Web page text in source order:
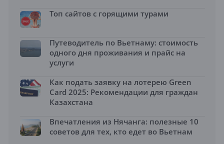
Топ сайтов с горящими турами
Путеводитель по Вьетнаму: стоимость
одного дня проживания и прайс на
услуги
Как подать заявку на лотерею Green
Card 2025: Рекомендации для граждан
Казахстана
Впечатления из Нячанга: полезные 10
советов для тех, кто едет во Вьетнам